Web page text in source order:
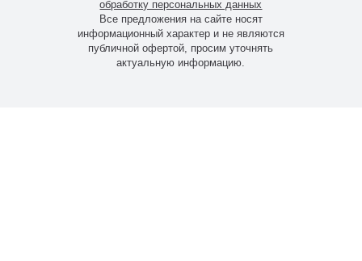
Все предложения на сайте носят
информационный характер и не являются
публичной офертой, просим уточнять
актуальную информацию.
обработку персональных данных